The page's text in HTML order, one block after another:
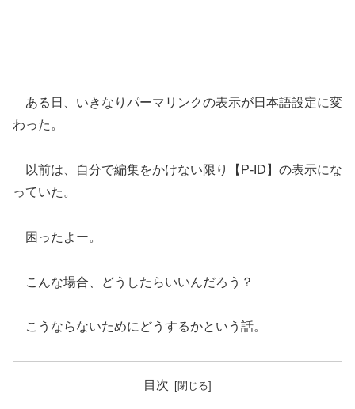
ある日、いきなりパーマリンクの表示が日本語設定に変
わった。
以前は、自分で編集をかけない限り【P-ID】の表示にな
っていた。
困ったよー。
こんな場合、どうしたらいいんだろう？
こうならないためにどうするかという話。
目次